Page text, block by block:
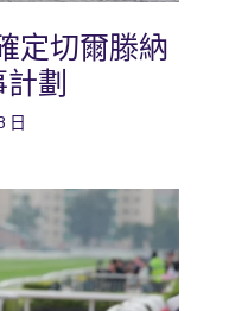
定切爾滕納
劃
日